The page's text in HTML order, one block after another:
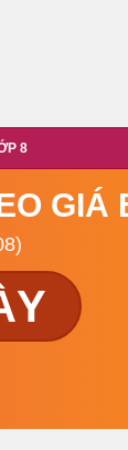
8
GIÁ